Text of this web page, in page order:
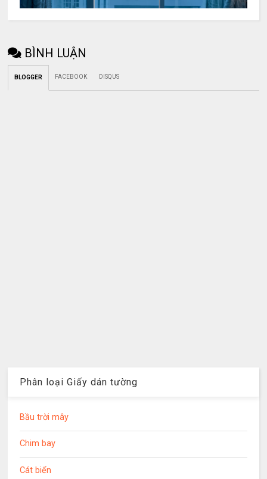
BÌNH LUẬN
BLOGGER FACEBOOK DISQUS
Phân loại Giấy dán tường
Bầu trời mây
Chim bay
Cát biển